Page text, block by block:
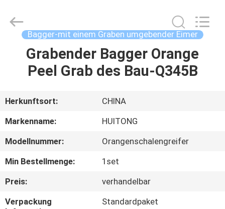
HAUSE
PRODUKTE
VR-
ÜBER
UNS
Bagger-mit einem Graben umgebender Eimer
Grabender Bagger Orange
Peel Grab des Bau-Q345B
Herkunftsort:
CHINA
Markenname:
HUITONG
Modellnummer:
Orangenschalengreifer
Min Bestellmenge:
1set
Preis:
verhandelbar
Verpackung
Standardpaket